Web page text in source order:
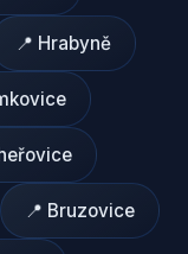
📍 Hrabyně
📍 Bruzovice